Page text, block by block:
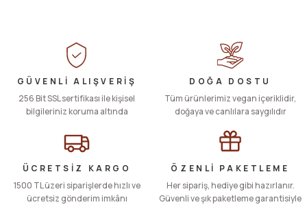
Görüş ve önerileriniz için teşekkür ederiz.
Ürün resmi kalitesiz, bozuk veya görüntülenemiyor.
Ürün açıklamasında eksik bilgiler bulunuyor.
Ürün bilgilerinde hatalar bulunuyor.
Ürün fiyatı diğer sitelerden daha pahalı.
Bu ürüne benzer farklı alternatifler olmalı.
GÜVENLİ ALIŞVERİŞ
256 Bit SSL sertifikası ile kişisel
bilgileriniz koruma altında
DOĞA DOSTU
Tüm ürünlerimiz vegan içeriklidir,
doğaya ve canlılara saygılıdır
ÜCRETSİZ KARGO
1500 TL üzeri siparişlerde hızlı ve
ücretsiz gönderim imkânı
ÖZENLİ PAKETLEME
Her sipariş, hediye gibi hazırlanır.
Güvenli ve şık paketleme garantisiyle